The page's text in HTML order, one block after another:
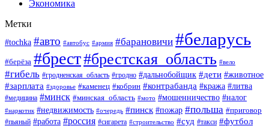
Экономика
Метки
#tochka #авто #автобус #армия #барановичи #беларусь
#берёза #брест#брестская_область #вело
#гибель #гродненская_область #гродно #дальнобойщик #дети #животное
#зарплата #здоровье #каменец #кобрин #контрабанда #кража #литва
#медицина #минск #минская_область #мото #мошенничество #налог
#наркотик #недвижимость #очередь #пинск #пожар #польша #приговор
#пьяный #работа #россия #сигарета #строительство #суд #такси #футбол